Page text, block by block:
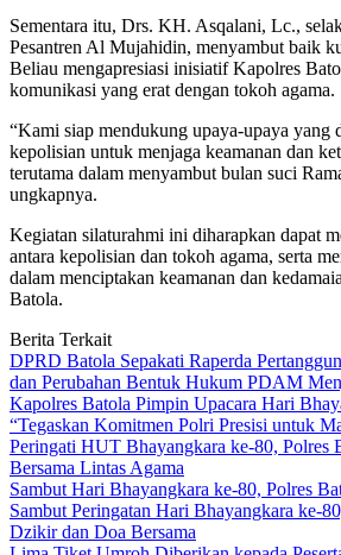
Sementara itu, Drs. KH. Asqalani, Lc.,
Pesantren Al Mujahidin, menyambut baik
Beliau mengapresiasi inisiatif Kapolres
komunikasi yang erat dengan tokoh agama.
“Kami siap mendukung upaya-upaya yang
kepolisian untuk menjaga keamanan dan
terutama dalam menyambut bulan suci
ungkapnya.
Kegiatan silaturahmi ini diharapkan dapat
antara kepolisian dan tokoh agama, serta
dalam menciptakan keamanan dan
Batola.
Berita Terkait
DPRD Batola Sepakati Raperda
dan Perubahan Bentuk Hukum PDAM
Kapolres Batola Pimpin Upacara Hari
“Tegaskan Komitmen Polri Presisi untuk
Peringati HUT Bhayangkara ke-80, Polres
Bersama Lintas Agama
Sambut Hari Bhayangkara ke-80, Polres
Sambut Peringatan Hari Bhayangkara ke-
Dzikir dan Doa Bersama